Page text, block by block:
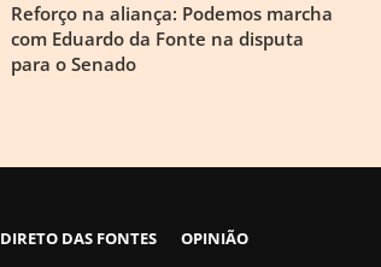
Reforço na aliança: Podemos marcha
com Eduardo da Fonte na disputa
para o Senado
DIRETO DAS FONTES OPINIÃO